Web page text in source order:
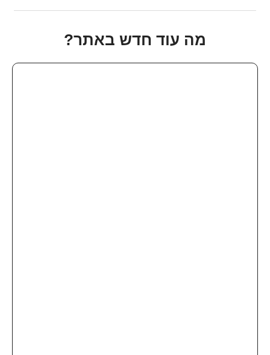
מה עוד חדש באתר?